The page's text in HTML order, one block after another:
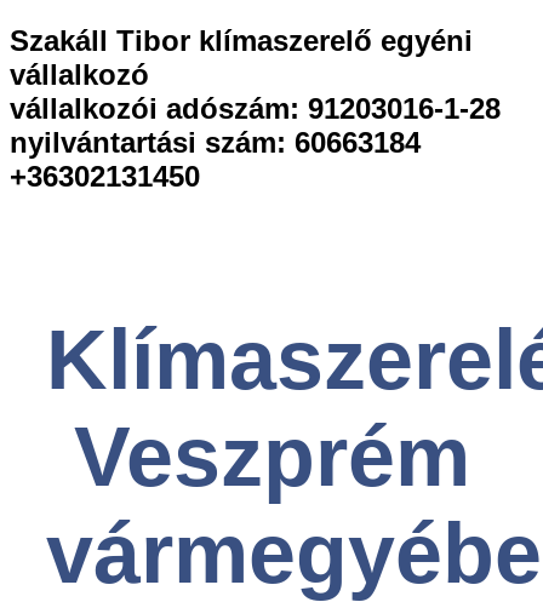
Szakáll Tibor klímaszerelő egyéni
vállalkozó
vállalkozói adószám: 91203016-1-28
nyilvántartási szám: 60663184
+36302131450
Veszprém